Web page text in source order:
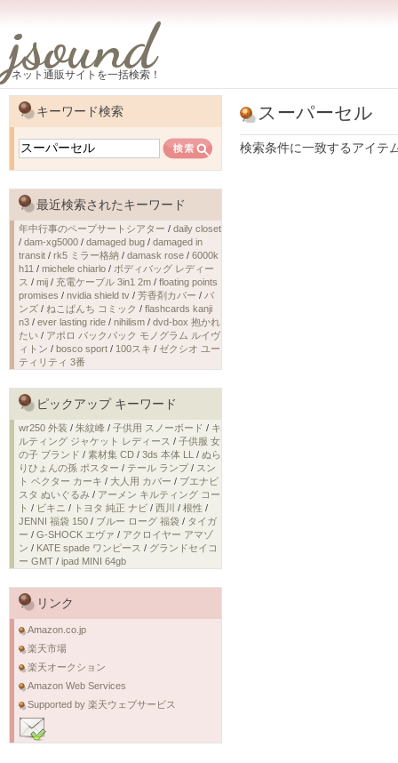
jsound
ネット通販サイトを一括検索！
スーパーセル
検索条件に一致するアイテ
キーワード検索
最近検索されたキーワード
年中行事のペープサートシアター / daily closet
/ dam-xg5000 / damaged bug / damaged in
transit / rk5 ミラー格納 / damask rose / 6000k
h11 / michele chiarlo / ボディバッグ レディー
ス / mij / 充電ケーブル 3in1 2m / floating points
promises / nvidia shield tv / 芳香剤カバー / バ
ンズ / ねこぱんち コミック / flashcards kanji
n3 / ever lasting ride / nihilism / dvd-box 抱かれ
たい / アポロ バックパック モノグラム ルイヴ
ィトン / bosco sport / 100スキ / ゼクシオ ユー
ティリティ 3番
ピックアップ キーワード
wr250 外装 / 朱紋峰 / 子供用 スノーボード / キ
ルティング ジャケット レディース / 子供服 女
の子 ブランド / 素材集 CD / 3ds 本体 LL / ぬら
りひょんの孫 ポスター / テール ランプ/ スン
ト ベクター カーキ / 大人用 カバー / ブエナビ
スタ ぬいぐるみ / アーメン キルティング コー
ト / ビキニ / トヨタ 純正 ナビ / 西川 / 根性 /
JENNI 福袋 150 / ブルー ローグ 福袋 / タイガ
ー / G-SHOCK エヴァ / アクロイヤー アマゾ
ン / KATE spade ワンピース / グランドセイコ
ー GMT / ipad MINI 64gb
リンク
Amazon.co.jp
楽天市場
楽天オークション
Amazon Web Services
Supported by 楽天ウェブサービス